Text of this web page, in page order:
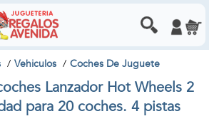
Vehiculos Coches De Juguete
Lanzador Hot Wheels 2
para 20 coches. 4 pistas